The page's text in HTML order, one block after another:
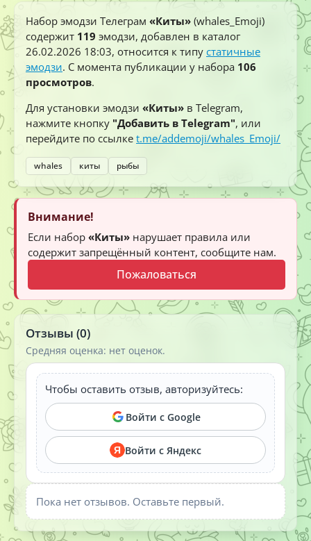
Набор эмодзи Телеграм «Киты» (whales_Emoji)
содержит 119 эмодзи, добавлен в каталог
26.02.2026 18:03, относится к типу статичные
эмодзи. С момента публикации у набора 106
просмотров.
Для установки эмодзи «Киты» в Telegram,
нажмите кнопку "Добавить в Telegram", или
перейдите по ссылке t.me/addemoji/whales_Emoji/
whales киты рыбы
Внимание!
Если набор «Киты» нарушает правила или
содержит запрещённый контент, сообщите нам.
Пожаловаться
Отзывы (0)
Средняя оценка: нет оценок.
Чтобы оставить отзыв, авторизуйтесь:
Войти с Google
Я Войти с Яндекс
Пока нет отзывов. Оставьте первый.